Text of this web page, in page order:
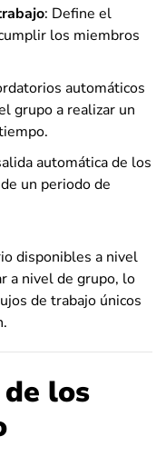
: Define el
los miembros
automáticos
grupo a realizar un
automática de los
un periodo de
disponibles a nivel
a nivel de grupo, lo
de trabajo únicos
los